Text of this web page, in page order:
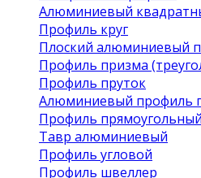
Алюминиевый
Профиль круг
Плоский алюминиевый
Профиль призма
Профиль пруток
Алюминиевый профиль
Профиль
Тавр алюминиевый
Профиль угловой
Профиль швеллер